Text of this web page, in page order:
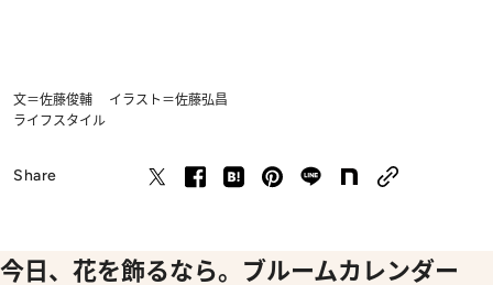
文＝佐藤俊輔 イラスト＝佐藤弘昌
ライフスタイル
Share
今日、花を飾るなら。ブルームカレンダー